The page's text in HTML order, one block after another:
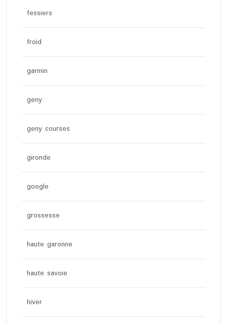
fessiers
froid
garmin
geny
geny courses
gironde
google
grossesse
haute garonne
haute savoie
hiver